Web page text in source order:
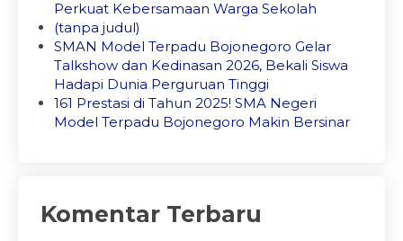
Perkuat Kebersamaan Warga Sekolah
(tanpa judul)
SMAN Model Terpadu Bojonegoro Gelar
Talkshow dan Kedinasan 2026, Bekali Siswa
Hadapi Dunia Perguruan Tinggi
161 Prestasi di Tahun 2025! SMA Negeri
Model Terpadu Bojonegoro Makin Bersinar
Komentar Terbaru